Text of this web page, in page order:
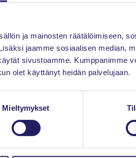
ja mainosten räätälöimiseen,
jaamme sosiaalisen median,
sivustoamme. Kumppanimme
olet käyttänyt heidän palvelujaan.
Mieltymykset